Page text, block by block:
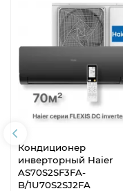
Кондиционер
инверторный Haier
AS70S2SF3FA-
B/1U70S2SJ2FA